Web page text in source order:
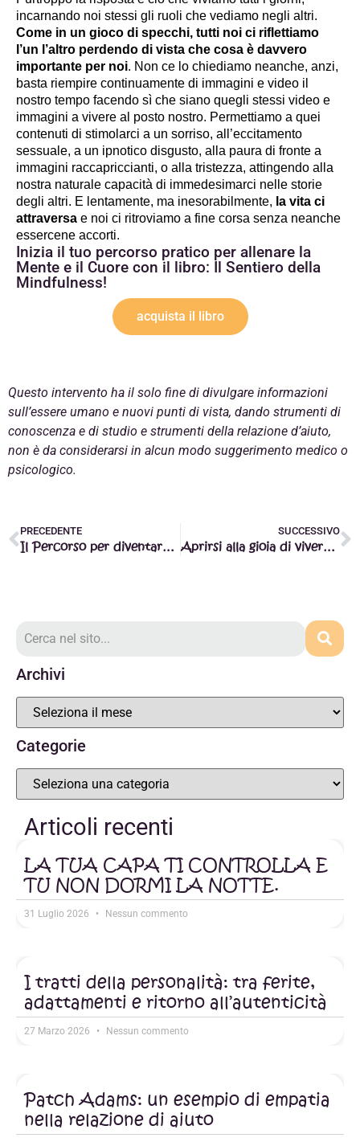
Come in un gioco di specchi, tutti noi ci riflettiamo
l’un l’altro perdendo di vista che cosa è davvero
importante per noi. Non ce lo chiediamo neanche, anzi,
basta riempire continuamente di immagini e video il
nostro tempo facendo sì che siano quegli stessi video e
immagini a vivere al posto nostro. Permettiamo a quei
contenuti di stimolarci a un sorriso, all’eccitamento
sessuale, a un ipnotico disgusto, alla paura di fronte a
immagini raccapriccianti, o alla tristezza, attingendo alla
nostra naturale capacità di immedesimarci nelle storie
degli altri. E lentamente, ma inesorabilmente, la vita ci
attraversa e noi ci ritroviamo a fine corsa senza neanche
essercene accorti.
Inizia il tuo percorso pratico per allenare la
Mente e il Cuore con il libro: Il Sentiero della
Mindfulness!
acquista il libro
Questo intervento ha il solo fine di divulgare informazioni
sull’essere umano e nuovi punti di vista, dando strumenti di
conoscenza e di studio e strumenti della relazione d’aiuto,
non è da considerarsi in alcun modo suggerimento medico o
psicologico.
PRECEDENTE
Il Percorso per diventare Operatore Olistico Master Reiki continua
SUCCESSIVO
Aprirsi alla gioia di vivere: Olivia e le sue relazioni
Archivi
Categorie
Articoli recenti
LA TUA CAPA TI CONTROLLA E
TU NON DORMI LA NOTTE.
31 Luglio 2026 Nessun commento
I tratti della personalità: tra ferite,
adattamenti e ritorno all’autenticità
27 Marzo 2026 Nessun commento
Patch Adams: un esempio di empatia
nella relazione di aiuto